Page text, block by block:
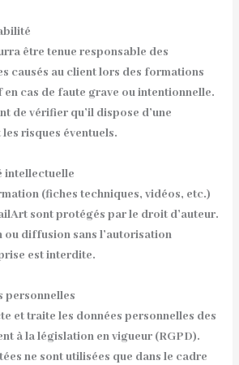
être tenue responsable des
causés au client lors des formations
cas de faute grave ou intentionnelle.
de vérifier qu’il dispose d’une
risques éventuels.
intellectuelle
(fiches techniques, vidéos, etc.)
sont protégés par le droit d’auteur.
diffusion sans l’autorisation
est interdite.
personnelles
et traite les données personnelles des
à la législation en vigueur (RGPD).
ne sont utilisées que dans le cadre